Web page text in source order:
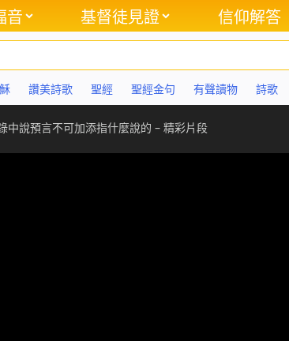
音 基督徒見證 信仰解答
讚美詩歌 聖經 聖經金句 有聲讀物 詩歌
中說預言不可加添指什麼說的 – 精彩片段